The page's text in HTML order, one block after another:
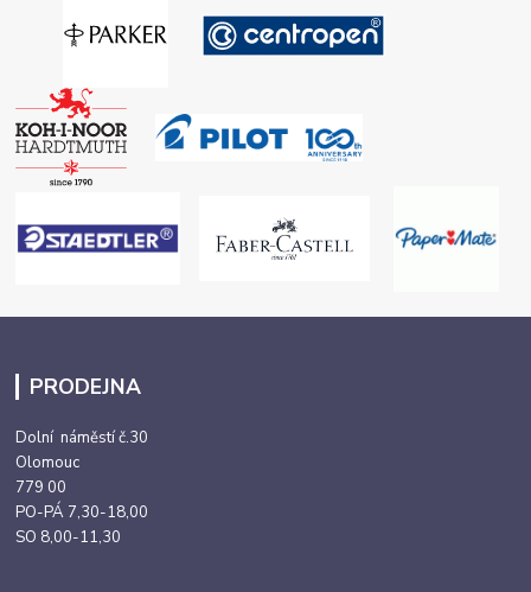
PRODEJNA
Dolní náměstí č.30
Olomouc
779 00
PO-PÁ 7,30-18,00
SO 8,00-11,30